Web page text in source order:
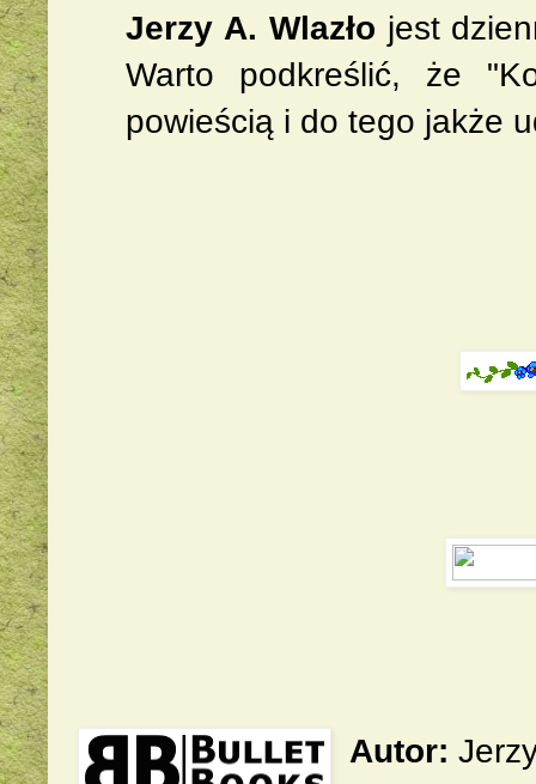
Jerzy A. Wlazło jest
Warto podkreślić, że
powieścią i do tego jakże
Autor: